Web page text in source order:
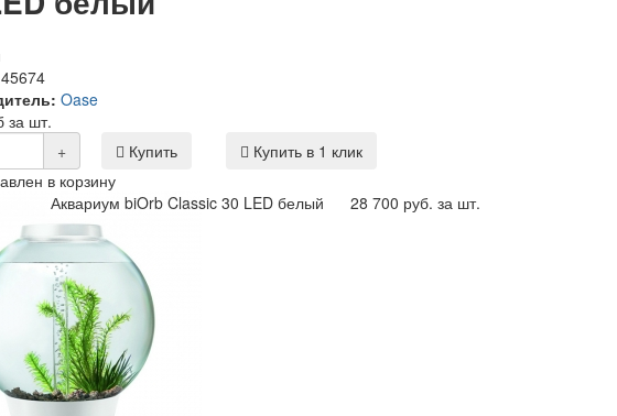
45674
Oase
за шт.
+ Купить
Купить в 1 клик
в корзину
Аквариум biOrb Classic 30 LED белый
28 700 руб. за шт.